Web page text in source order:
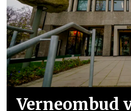
Verneombud